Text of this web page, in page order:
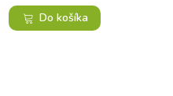
Do košíka